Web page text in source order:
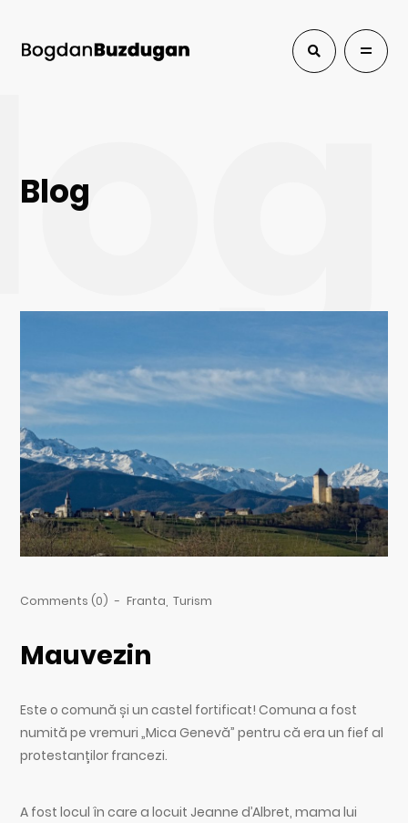
Blog
Comments (0) - Franta, Turism
Mauvezin
Este o comună și un castel fortificat! Comuna a fost
numită pe vremuri „Mica Genevă” pentru că era un fief al
protestanților francezi.
A fost locul în care a locuit Jeanne d’Albret, mama lui